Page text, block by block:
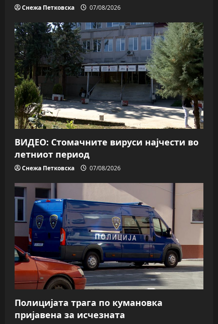
Снежа Петковска 07/08/2026
ВИДЕО: Стомачните вируси најчести во
летниот период
Снежа Петковска 07/08/2026
Полицијата трага пo кумановка
пријавена за исчезната